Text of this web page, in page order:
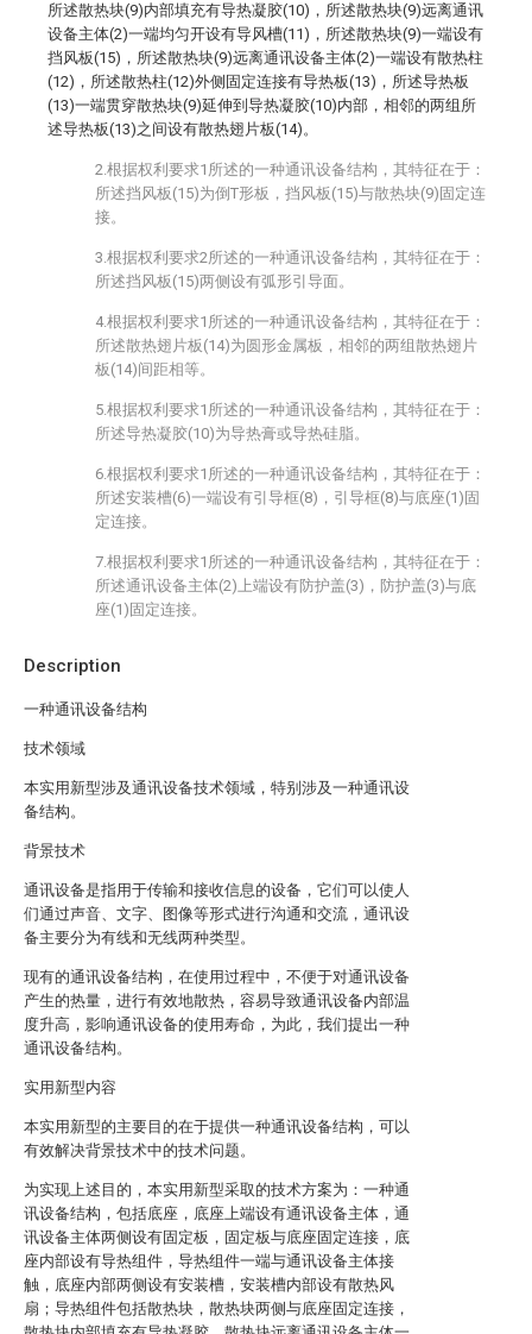
Description
一种通讯设备结构
技术领域
本实用新型涉及通讯设备技术领域，特别涉及一种通讯设
备结构。
背景技术
通讯设备是指用于传输和接收信息的设备，它们可以使人
们通过声音、文字、图像等形式进行沟通和交流，通讯设
备主要分为有线和无线两种类型。
现有的通讯设备结构，在使用过程中，不便于对通讯设备
产生的热量，进行有效地散热，容易导致通讯设备内部温
度升高，影响通讯设备的使用寿命，为此，我们提出一种
通讯设备结构。
实用新型内容
本实用新型的主要目的在于提供一种通讯设备结构，可以
有效解决背景技术中的技术问题。
为实现上述目的，本实用新型采取的技术方案为：一种通
讯设备结构，包括底座，底座上端设有通讯设备主体，通
讯设备主体两侧设有固定板，固定板与底座固定连接，底
座内部设有导热组件，导热组件一端与通讯设备主体接
触，底座内部两侧设有安装槽，安装槽内部设有散热风
扇；导热组件包括散热块，散热块两侧与底座固定连接，
所述散热块(9)内部填充有导热凝胶(10)，所述散热块(9)远离通讯
设备主体(2)一端均匀开设有导风槽(11)，所述散热块(9)一端设有
挡风板(15)，所述散热块(9)远离通讯设备主体(2)一端设有散热柱
(12)，所述散热柱(12)外侧固定连接有导热板(13)，所述导热板
(13)一端贯穿散热块(9)延伸到导热凝胶(10)内部，相邻的两组所
述导热板(13)之间设有散热翅片板(14)。
2.根据权利要求1所述的一种通讯设备结构，其特征在于：
所述挡风板(15)为倒T形板，挡风板(15)与散热块(9)固定连
接。
3.根据权利要求2所述的一种通讯设备结构，其特征在于：
所述挡风板(15)两侧设有弧形引导面。
4.根据权利要求1所述的一种通讯设备结构，其特征在于：
所述散热翅片板(14)为圆形金属板，相邻的两组散热翅片
板(14)间距相等。
5.根据权利要求1所述的一种通讯设备结构，其特征在于：
所述导热凝胶(10)为导热膏或导热硅脂。
6.根据权利要求1所述的一种通讯设备结构，其特征在于：
所述安装槽(6)一端设有引导框(8)，引导框(8)与底座(1)固
定连接。
7.根据权利要求1所述的一种通讯设备结构，其特征在于：
所述通讯设备主体(2)上端设有防护盖(3)，防护盖(3)与底
座(1)固定连接。